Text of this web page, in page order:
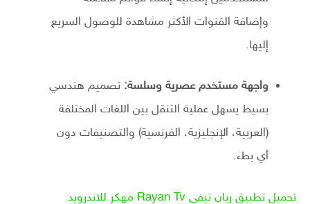
وإضافة القنوات الأكثر مشاهدة للوصول السريع
إليها.
واجهة مستخدم عصرية وسلسة: تصميم هندسي
بسيط يسهل عملية التنقل بين اللغات المختلفة
(العربية، الإنجليزية، الفرنسية) والتصنيفات دون
أي بطء.
تحميل تطبيق ريان تيفي Rayan Tv مهكر للاندرويد